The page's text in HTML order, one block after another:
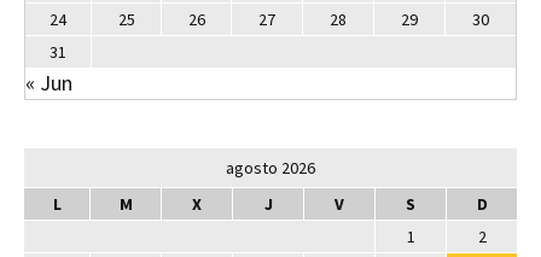
24
25 26 27 28 29
30
31
« Jun
agosto 2026
L
M X J V S
D
1
2